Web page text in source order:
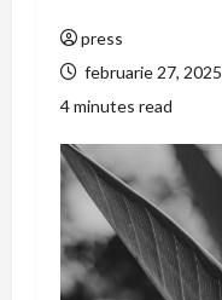
press
februarie 27, 2025
4 minutes read